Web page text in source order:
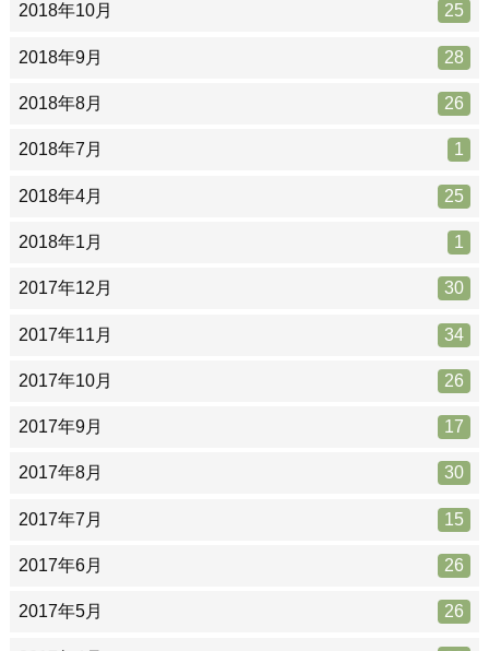
2018年10月 25
2018年9月 28
2018年8月 26
2018年7月 1
2018年4月 25
2018年1月 1
2017年12月 30
2017年11月 34
2017年10月 26
2017年9月 17
2017年8月 30
2017年7月 15
2017年6月 26
2017年5月 26